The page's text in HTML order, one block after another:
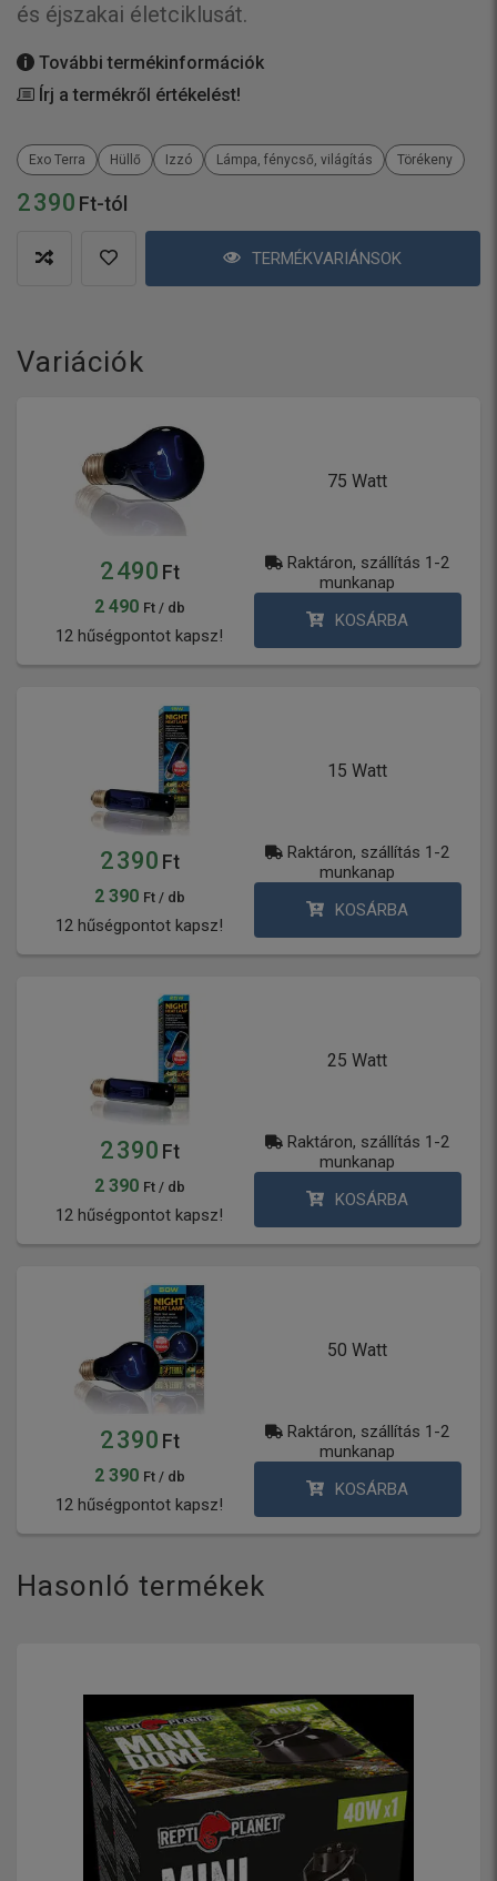
2 390 Ft-tól
TERMÉKVARIÁNSOK
és éjszakai életciklusát.
További termékinformációk
Írj a termékről értékelést!
Exo Terra Hüllő Izzó Lámpa, fénycső, világítás Törékeny
Variációk
75 Watt
2 490 Ft
2 490 Ft / db
12 hűségpontot kapsz!
Raktáron, szállítás 1-2
munkanap
KOSÁRBA
15 Watt
2 390 Ft
2 390 Ft / db
12 hűségpontot kapsz!
Raktáron, szállítás 1-2
munkanap
KOSÁRBA
25 Watt
2 390 Ft
2 390 Ft / db
12 hűségpontot kapsz!
Raktáron, szállítás 1-2
munkanap
KOSÁRBA
50 Watt
2 390 Ft
2 390 Ft / db
12 hűségpontot kapsz!
Raktáron, szállítás 1-2
munkanap
KOSÁRBA
Hasonló termékek